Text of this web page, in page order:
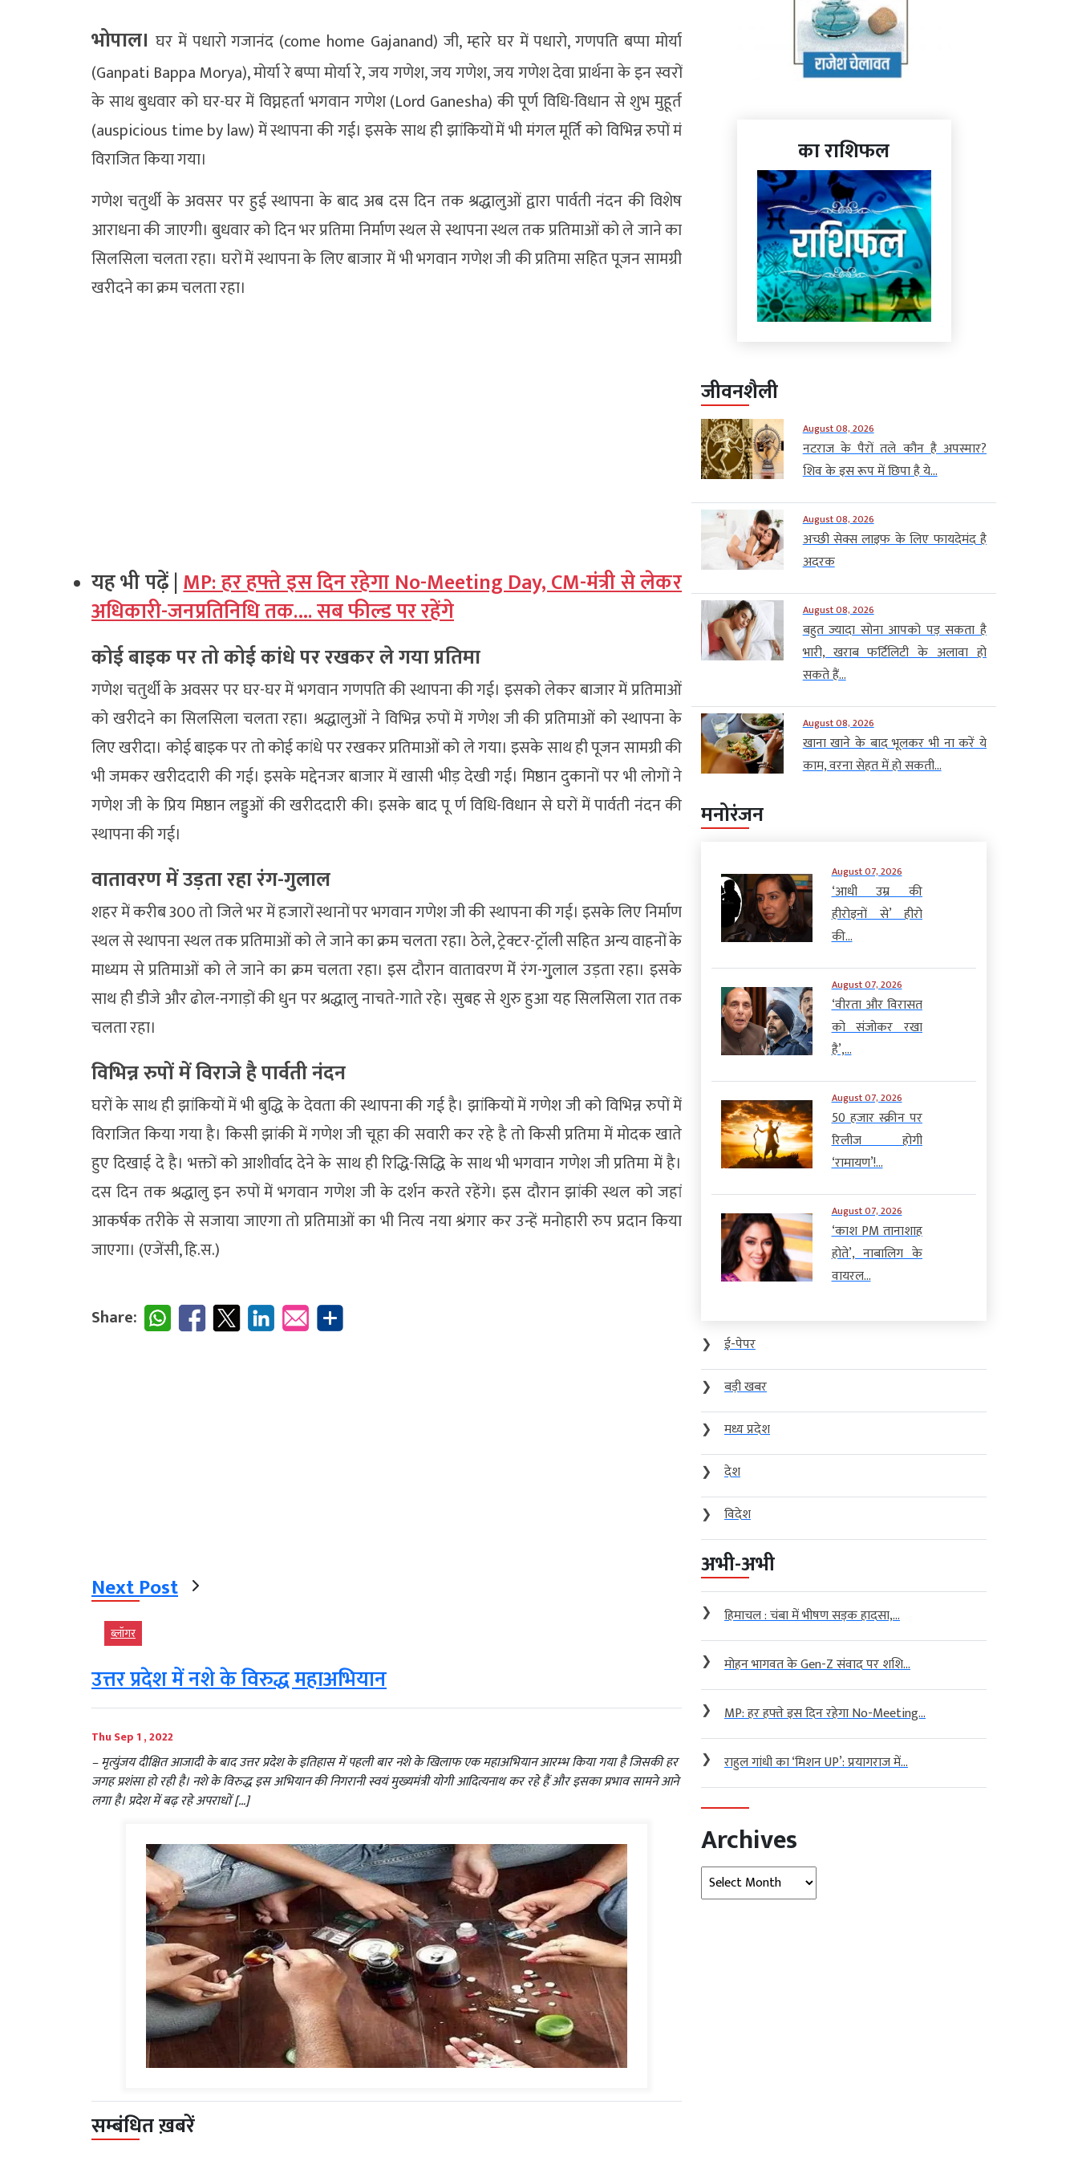
भोपाल। घर में पधारो गजानंद (come home Gajanand) जी, म्हारे घर में पधारो, गणपति बप्पा मोर्या
(Ganpati Bappa Morya), मोर्या रे बप्पा मोर्या रे, जय गणेश, जय गणेश, जय गणेश देवा प्रार्थना के इन स्वरों
के साथ बुधवार को घर-घर में विघ्नहर्ता भगवान गणेश (Lord Ganesha) की पूर्ण विधि-विधान से शुभ मुहूर्त
(auspicious time by law) में स्थापना की गई। इसके साथ ही झांकियों में भी मंगल मूर्ति को विभिन्न रुपों मं
विराजित किया गया।
गणेश चतुर्थी के अवसर पर हुई स्थापना के बाद अब दस दिन तक श्रद्धालुओं द्वारा पार्वती नंदन की विशेष
आराधना की जाएगी। बुधवार को दिन भर प्रतिमा निर्माण स्थल से स्थापना स्थल तक प्रतिमाओं को ले जाने का
सिलसिला चलता रहा। घरों में स्थापना के लिए बाजार में भी भगवान गणेश जी की प्रतिमा सहित पूजन सामग्री
खरीदने का क्रम चलता रहा।
यह भी पढ़ें |MP: हर हफ्ते इस दिन रहेगा No-Meeting Day, CM-मंत्री से लेकर
अधिकारी-जनप्रतिनिधि तक…. सब फील्ड पर रहेंगे
कोई बाइक पर तो कोई कांधे पर रखकर ले गया प्रतिमा
गणेश चतुर्थी के अवसर पर घर-घर में भगवान गणपति की स्थापना की गई। इसको लेकर बाजार में प्रतिमाओं
को खरीदने का सिलसिला चलता रहा। श्रद्धालुओं ने विभिन्न रुपों में गणेश जी की प्रतिमाओं को स्थापना के
लिए खरीदा। कोई बाइक पर तो कोई कांधे पर रखकर प्रतिमाओं को ले गया। इसके साथ ही पूजन सामग्री की
भी जमकर खरीददारी की गई। इसके मद्देनजर बाजार में खासी भीड़ देखी गई। मिष्ठान दुकानों पर भी लोगों ने
गणेश जी के प्रिय मिष्ठान लड्डुओं की खरीददारी की। इसके बाद पू र्ण विधि-विधान से घरों में पार्वती नंदन की
स्थापना की गई।
वातावरण में उड़ता रहा रंग-गुलाल
शहर में करीब 300 तो जिले भर में हजारों स्थानों पर भगवान गणेश जी की स्थापना की गई। इसके लिए निर्माण
स्थल से स्थापना स्थल तक प्रतिमाओं को ले जाने का क्रम चलता रहा। ठेले, ट्रेक्टर-ट्रॉली सहित अन्य वाहनों के
माध्यम से प्रतिमाओं को ले जाने का क्रम चलता रहा। इस दौरान वातावरण मेंं रंग-गु्लाल उड़ता रहा। इसके
साथ ही डीजे और ढोल-नगाड़ों की धुन पर श्रद्धालु नाचते-गाते रहे। सुबह से शुरु हुआ यह सिलसिला रात तक
चलता रहा।
विभिन्न रुपों में विराजे है पार्वती नंदन
घरों के साथ ही झांकियों में भी बुद्धि के देवता की स्थापना की गई है। झांकियों में गणेश जी को विभिन्न रुपों में
विराजित किया गया है। किसी झांकी में गणेश जी चूहा की सवारी कर रहे है तो किसी प्रतिमा में मोदक खाते
हुए दिखाई दे है। भक्तों को आशीर्वाद देने के साथ ही रिद्धि-सिद्धि के साथ भी भगवान गणेश जी प्रतिमा में है।
दस दिन तक श्रद्धालु इन रुपों में भगवान गणेश जी के दर्शन करते रहेंगे। इस दौरान झांकी स्थल को जहां
आकर्षक तरीके से सजाया जाएगा तो प्रतिमाओं का भी नित्य नया श्रंगार कर उन्हें मनोहारी रुप प्रदान किया
जाएगा। (एजेंसी, हि.स.)
Share:
Next Post
ब्‍लॉगर
उत्तर प्रदेश में नशे के विरुद्ध महाअभियान
Thu Sep 1 , 2022
– मृत्युंजय दीक्षित आजादी के बाद उत्तर प्रदेश के इतिहास में पहली बार नशे के खिलाफ एक महाअभियान आरम्भ किया गया है जिसकी हर
जगह प्रशंसा हो रही है। नशे के विरुद्ध इस अभियान की निगरानी स्वयं मुख्यमंत्री योगी आदित्यनाथ कर रहे हैं और इसका प्रभाव सामने आने
लगा है। प्रदेश में बढ़ रहे अपराधों […]
सम्बंधित ख़बरें
का राशिफल
जीवनशैली
August 08, 2026
नटराज के पैरों तले कौन है अपस्मार?
शिव के इस रूप में छिपा है ये...
August 08, 2026
अच्छी सेक्स लाइफ के लिए फायदेमंद है
अदरक
August 08, 2026
बहुत ज्यादा सोना आपको पड़ सकता है
भारी, खराब फर्टिलिटी के अलावा हो
सकते हैं...
August 08, 2026
खाना खाने के बाद भूलकर भी ना करें ये
काम, वरना सेहत में हो सकती...
मनोरंजन
August 07, 2026
‘आधी उम्र की
हीरोइनों से’ हीरो
की...
August 07, 2026
‘वीरता और विरासत
को संजोकर रखा
है’,...
August 07, 2026
50 हजार स्क्रीन पर
रिलीज होगी
‘रामायण’!...
August 07, 2026
‘काश PM तानाशाह
होते’, नाबालिग के
वायरल...
❯
ई-पेपर
❯
बड़ी खबर
❯
मध्य प्रदेश
❯
देश
❯
विदेश
अभी-अभी
❯ हिमाचल : चंबा में भीषण सड़क हादसा,...
❯ मोहन भागवत के Gen-Z संवाद पर शशि...
❯ MP: हर हफ्ते इस दिन रहेगा No-Meeting...
❯ राहुल गांधी का ‘मिशन UP’: प्रयागराज में...
Archives
Archives